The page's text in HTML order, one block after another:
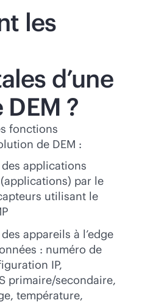
les
d’une
?
fonctions
de DEM :
applications
par le
utilisant le
appareils à l’edge
: numéro de
IP,
primaire/secondaire,
température,